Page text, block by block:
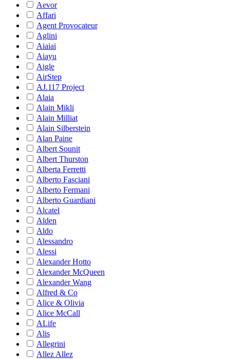
Aevor
Affari
Agent Provocateur
Aglini
Aiaiai
Aiayu
Aigle
AirStep
AJ.117 Project
Alaia
Alain Mikli
Alain Milliat
Alain Silberstein
Alan Paine
Albert Sounit
Albert Thurston
Alberta Ferretti
Alberto Fasciani
Alberto Fermani
Alberto Guardiani
Alcatel
Alden
Aldo
Alessandro
Alessi
Alexander Hotto
Alexander McQueen
Alexander Wang
Alfred & Co
Alice & Olivia
Alice McCall
ALife
Alis
Allegrini
Allez Allez